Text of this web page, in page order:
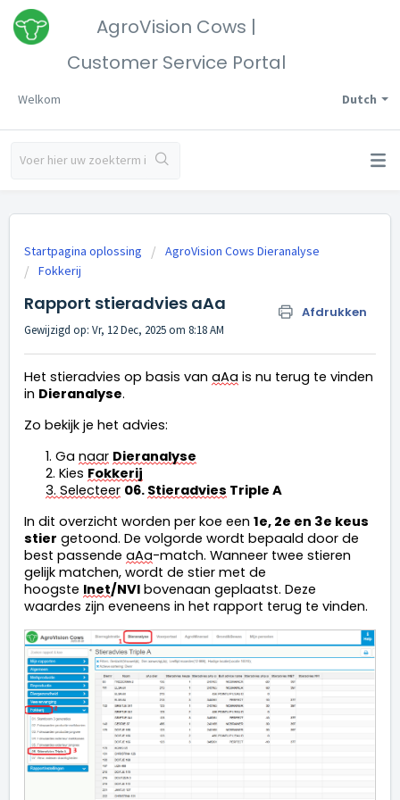
AgroVision Cows |
Customer Service Portal
Dutch
Welkom
Startpagina oplossing
AgroVision Cows Dieranalyse
Fokkerij
Rapport stieradvies aAa Afdrukken
Gewijzigd op: Vr, 12 Dec, 2025 om 8:18 AM
Het stieradvies op basis van aAa is nu terug te vinden
in Dieranalyse.
Zo bekijk je het advies:
1. Ga naar Dieranalyse
2. Kies Fokkerij
3. Selecteer 06. Stieradvies Triple A
In dit overzicht worden per koe een 1e, 2e en 3e keus
stier getoond. De volgorde wordt bepaald door de
best passende aAa-match. Wanneer twee stieren
gelijk matchen, wordt de stier met de
hoogste Inet/NVI bovenaan geplaatst. Deze
waardes zijn eveneens in het rapport terug te vinden.